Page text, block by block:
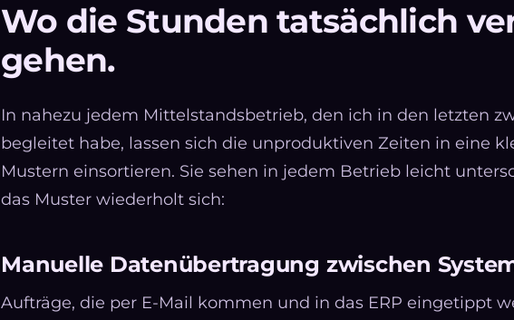
Wo die Stunden tatsächlich
gehen.
In nahezu jedem Mittelstandsbetrieb, den ich in den letzten
begleitet habe, lassen sich die unproduktiven Zeiten in eine
Mustern einsortieren. Sie sehen in jedem Betrieb leicht
das Muster wiederholt sich:
Manuelle Datenübertragung zwischen
Aufträge, die per E-Mail kommen und in das ERP eingetippt